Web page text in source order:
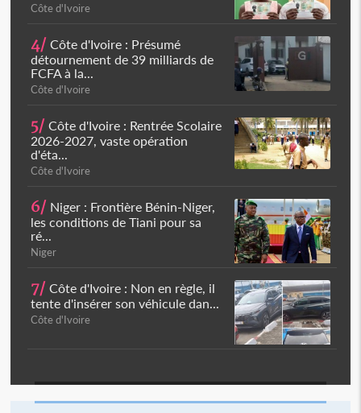
Côte d'Ivoire
4/ Côte d'Ivoire : Présumé
détournement de 39 milliards de
FCFA à la...
Côte d'Ivoire
5/ Côte d'Ivoire : Rentrée Scolaire
2026-2027, vaste opération
d'éta...
Côte d'Ivoire
6/ Niger : Frontière Bénin-Niger,
les conditions de Tiani pour sa
ré...
Niger
7/ Côte d'Ivoire : Non en règle, il
tente d'insérer son véhicule dan...
Côte d'Ivoire